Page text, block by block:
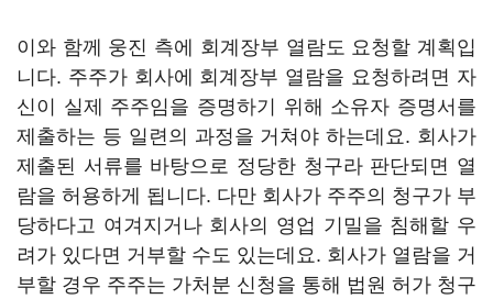
이와 함께 웅진 측에 회계장부 열람도 요청할 계획입
니다. 주주가 회사에 회계장부 열람을 요청하려면 자
신이 실제 주주임을 증명하기 위해 소유자 증명서를
제출하는 등 일련의 과정을 거쳐야 하는데요. 회사가
제출된 서류를 바탕으로 정당한 청구라 판단되면 열
람을 허용하게 됩니다. 다만 회사가 주주의 청구가 부
당하다고 여겨지거나 회사의 영업 기밀을 침해할 우
려가 있다면 거부할 수도 있는데요. 회사가 열람을 거
부할 경우 주주는 가처분 신청을 통해 법원 허가 청구